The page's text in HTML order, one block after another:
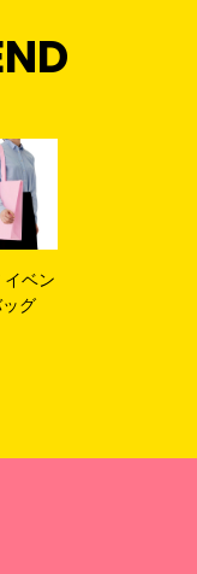
イベン
ッグ